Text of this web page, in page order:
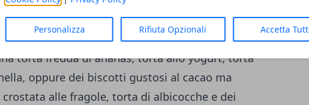
Personalizza Rifiuta Opzionali Accetta
saziare gli invitati senza rinunciare al gusto.
una torta di carote e mandorle senza burro,
torta fredda di ananas, torta allo yogurt, torta
oppure dei biscotti gustosi al cacao ma
crostata alle fragole, torta di albicocche e dei